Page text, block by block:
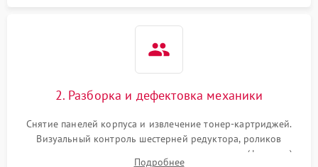
2. Разборка и дефектовка механики
Снятие панелей корпуса и извлечение тонер-картриджей.
Визуальный контроль шестерней редуктора, роликов
захвата, термопленки и прижимного вала в печи (фьюзере).
Подробнее